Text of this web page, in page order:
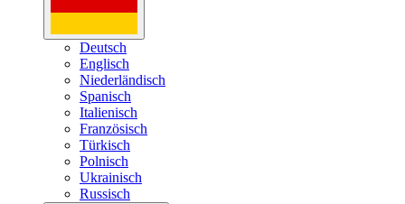
Deutsch
Englisch
Niederländisch
Spanisch
Italienisch
Französisch
Türkisch
Polnisch
Ukrainisch
Russisch